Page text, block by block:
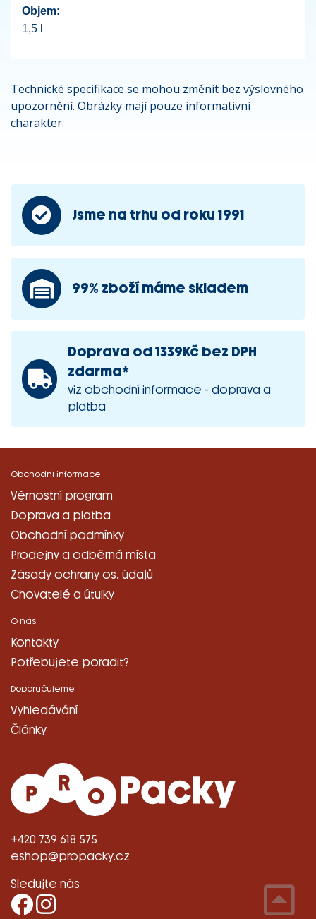
Objem:
1,5 l
Technické specifikace se mohou změnit bez výslovného
upozornění. Obrázky mají pouze informativní
charakter.
Jsme na trhu od roku 1991
99% zboží máme skladem
Doprava od 1339Kč bez DPH
zdarma*
viz obchodní informace - doprava a
platba
+420 739 618 575
eshop@propacky.cz
Sledujte nás
Obchodní informace
Věrnostní program
Doprava a platba
Obchodní podmínky
Prodejny a odběrná místa
Zásady ochrany os. údajů
Chovatelé a útulky
O nás
Kontakty
Potřebujete poradit?
Doporučujeme
Vyhledávání
Články